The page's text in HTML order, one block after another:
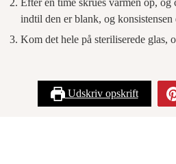
Efter en time skrues varmen op,
indtil den er blank, og konsistensen
Kom det hele på steriliserede glas,
Udskriv opskrift